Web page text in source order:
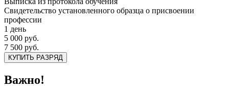
Свидетельство установленного образца о присвоении
профессии
1 день
5 000 руб.
7 500 руб.
КУПИТЬ РАЗРЯД
Важно!